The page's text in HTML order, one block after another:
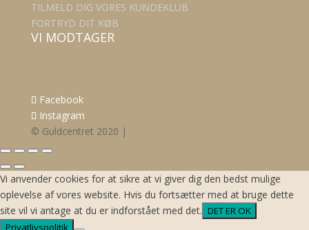
TILMELD DIG VORES KUNDEKLUB
FORTRYD DIT KØB
VI MODTAGER
Facebook
Instagram
© Guldcentret 2020 |
Vi anvender cookies for at sikre at vi giver dig den bedst mulige
oplevelse af vores website. Hvis du fortsætter med at bruge dette
site vil vi antage at du er indforstået med det. DET ER OK
Privatlivspolitik